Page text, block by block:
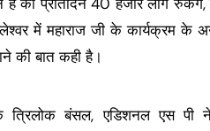
है की प्रतिदिन 40 हजार लोग
में महाराज जी के कार्यक्रम के
की बात कही है।
त्रिलोक बंसल, एडिशनल एस पी